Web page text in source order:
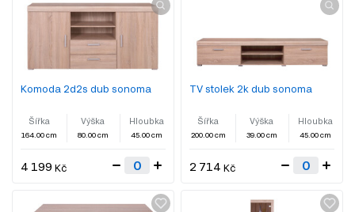
Komoda 2d2s dub sonoma
Šířka
164.00 cm
Výška
80.00 cm
Hloubka
45.00 cm
4 199 Kč
TV stolek 2k dub sonoma
Šířka
200.00 cm
Výška
39.00 cm
Hloubka
45.00 cm
2 714 Kč